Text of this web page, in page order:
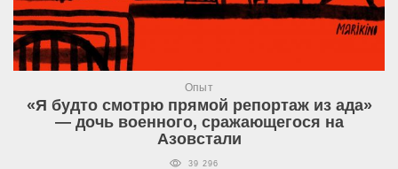
Опыт
«Я будто смотрю прямой репортаж из ада»
— дочь военного, сражающегося на
Азовстали
39 296